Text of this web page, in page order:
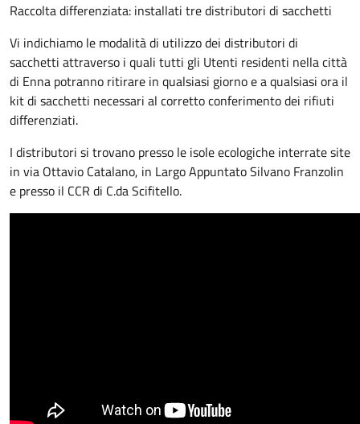
Raccolta differenziata: installati tre distributori di sacchetti
Vi indichiamo le modalità di utilizzo dei distributori di
sacchetti attraverso i quali tutti gli Utenti residenti nella città
di Enna potranno ritirare in qualsiasi giorno e a qualsiasi ora il
kit di sacchetti necessari al corretto conferimento dei rifiuti
differenziati.
I distributori si trovano presso le isole ecologiche interrate site
in via Ottavio Catalano, in Largo Appuntato Silvano Franzolin
e presso il CCR di C.da Scifitello.